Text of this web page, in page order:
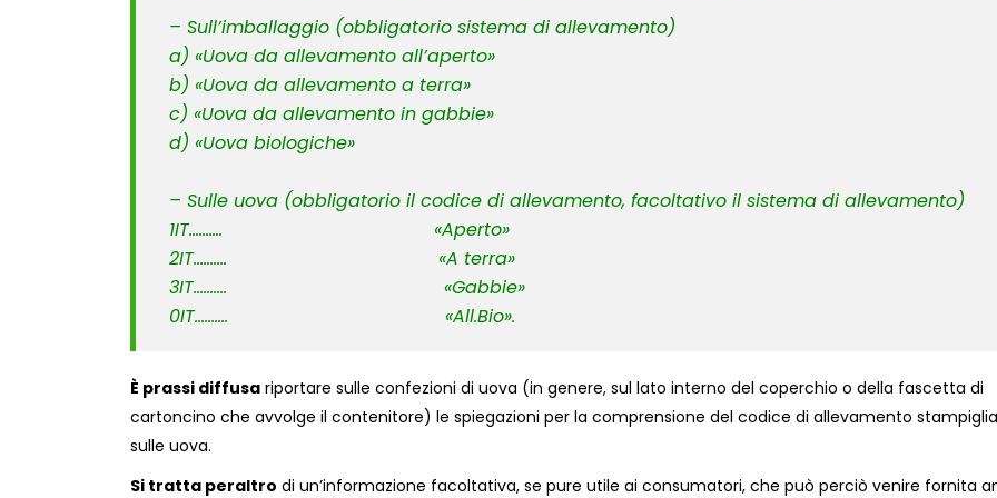
– Sull’imballaggio (obbligatorio sistema di allevamento)
a) «Uova da allevamento all’aperto»
b) «Uova da allevamento a terra»
c) «Uova da allevamento in gabbie»
d) «Uova biologiche»
– Sulle uova (obbligatorio il codice di allevamento, facoltativo il sistema di allevamento)
1IT………. «Aperto»
2IT………. «A terra»
3IT………. «Gabbie»
0IT………. «All.Bio».
È prassi diffusa riportare sulle confezioni di uova (in genere, sul lato interno del coperchio o della fascetta di
cartoncino che avvolge il contenitore) le spiegazioni per la comprensione del codice di allevamento
sulle uova.
Si tratta peraltro di un’informazione facoltativa, se pure utile ai consumatori, che può perciò venire fornita